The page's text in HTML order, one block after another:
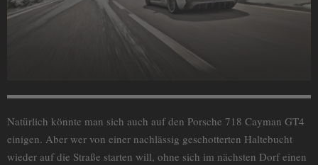
Natürlich könnte man sich auch auf den Porsche 718 Cayman GT4
einigen. Aber wer von einer nachlässig geschotterten Haltebucht
wieder auf die Straße starten will, ohne sich im nächsten Dorf einen